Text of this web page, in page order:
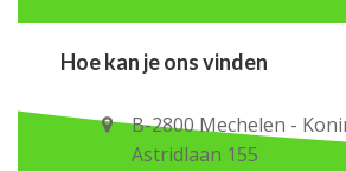
Hoe kan je ons vinden
B-2800 Mechelen -
Astridlaan 155